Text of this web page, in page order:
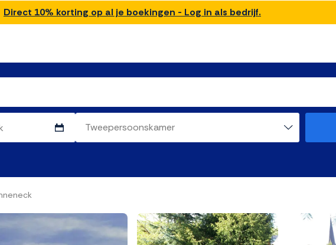
Direct 10% korting op al je boekingen - Log in als bedrijf.